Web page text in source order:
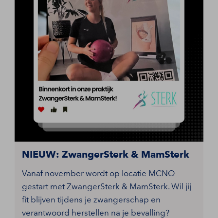
NIEUW: ZwangerSterk & MamSterk
Vanaf november wordt op locatie MCNO
gestart met ZwangerSterk & MamSterk. Wil jij
fit blijven tijdens je zwangerschap en
verantwoord herstellen na je bevalling?